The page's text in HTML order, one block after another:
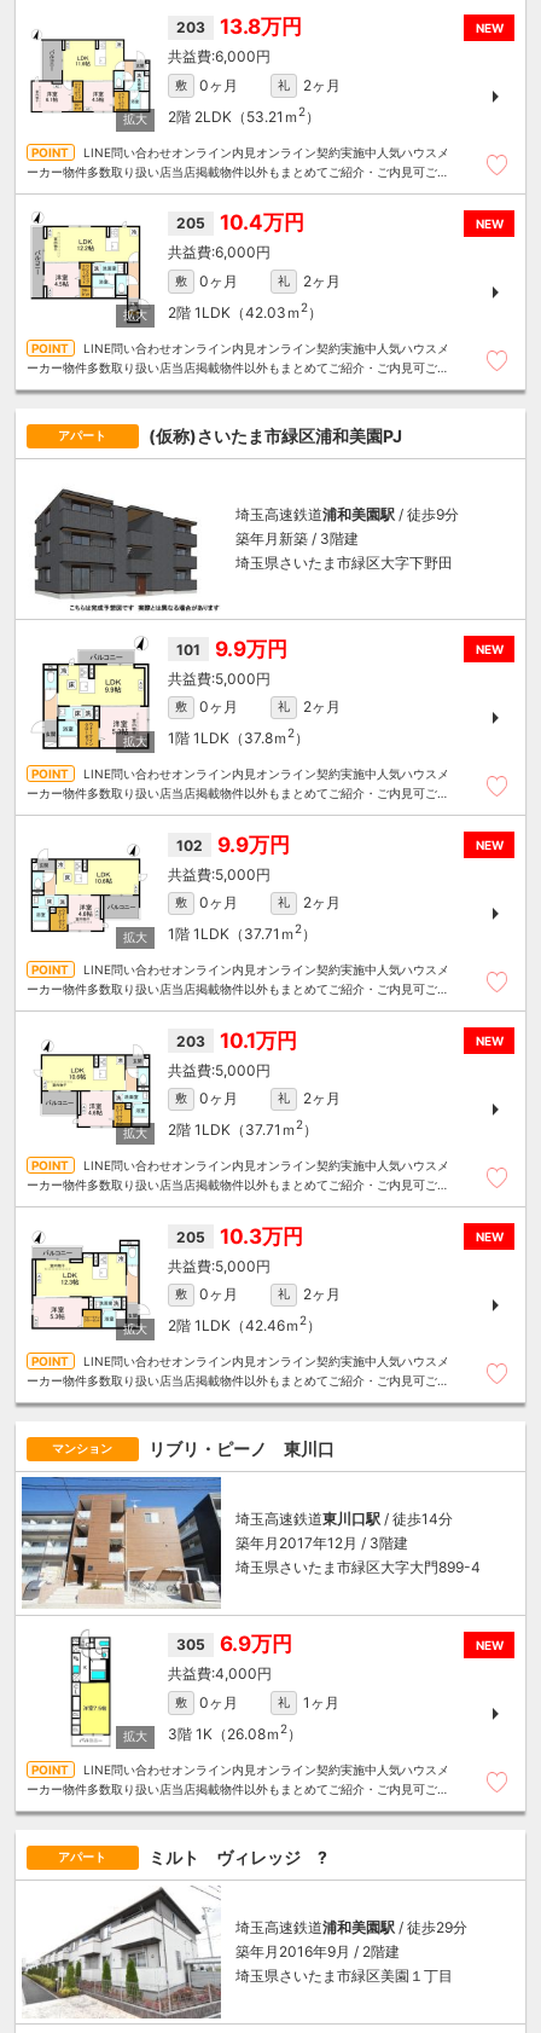
NEW
203 13.8万円
6,000円
敷 0ヶ月 礼
2ヶ月
2階 2LDK（53.21ｍ 2）
LINE問い合わせオンライン内見オンライン契約実施中人気ハウスメ
ーカー物件多数取り扱い店当店掲載物件以外もまとめてご紹介・ご内見可ご予
NEW
205 10.4万円
6,000円
敷 0ヶ月 礼
2ヶ月
2階 1LDK（42.03ｍ 2）
LINE問い合わせオンライン内見オンライン契約実施中人気ハウスメ
ーカー物件多数取り扱い店当店掲載物件以外もまとめてご紹介・ご内見可ご予
アパート (仮称)さいたま市緑区浦和美園PJ
埼玉高速鉄道浦和美園駅 / 徒歩9分
築年月新築 / 3階建
埼玉県さいたま市緑区大字下野田
NEW
101 9.9万円
5,000円
敷 0ヶ月 礼
2ヶ月
1階 1LDK（37.8ｍ 2）
LINE問い合わせオンライン内見オンライン契約実施中人気ハウスメ
ーカー物件多数取り扱い店当店掲載物件以外もまとめてご紹介・ご内見可ご予
NEW
102 9.9万円
5,000円
敷 0ヶ月 礼
2ヶ月
1階 1LDK（37.71ｍ 2）
LINE問い合わせオンライン内見オンライン契約実施中人気ハウスメ
ーカー物件多数取り扱い店当店掲載物件以外もまとめてご紹介・ご内見可ご予
NEW
203 10.1万円
5,000円
敷 0ヶ月 礼
2ヶ月
2階 1LDK（37.71ｍ 2）
LINE問い合わせオンライン内見オンライン契約実施中人気ハウスメ
ーカー物件多数取り扱い店当店掲載物件以外もまとめてご紹介・ご内見可ご予
NEW
205 10.3万円
5,000円
敷 0ヶ月 礼
2ヶ月
2階 1LDK（42.46ｍ 2）
LINE問い合わせオンライン内見オンライン契約実施中人気ハウスメ
ーカー物件多数取り扱い店当店掲載物件以外もまとめてご紹介・ご内見可ご予
マンション リブリ・ピーノ 東川口
埼玉高速鉄道東川口駅 / 徒歩14分
築年月2017年12月 / 3階建
埼玉県さいたま市緑区大字大門899-4
NEW
305 6.9万円
4,000円
敷 0ヶ月 礼
1ヶ月
3階 1K（26.08ｍ 2）
LINE問い合わせオンライン内見オンライン契約実施中人気ハウスメ
ーカー物件多数取り扱い店当店掲載物件以外もまとめてご紹介・ご内見可ご予
アパート ミルト ヴィレッジ ?
埼玉高速鉄道浦和美園駅 / 徒歩29分
築年月2016年9月 / 2階建
埼玉県さいたま市緑区美園１丁目